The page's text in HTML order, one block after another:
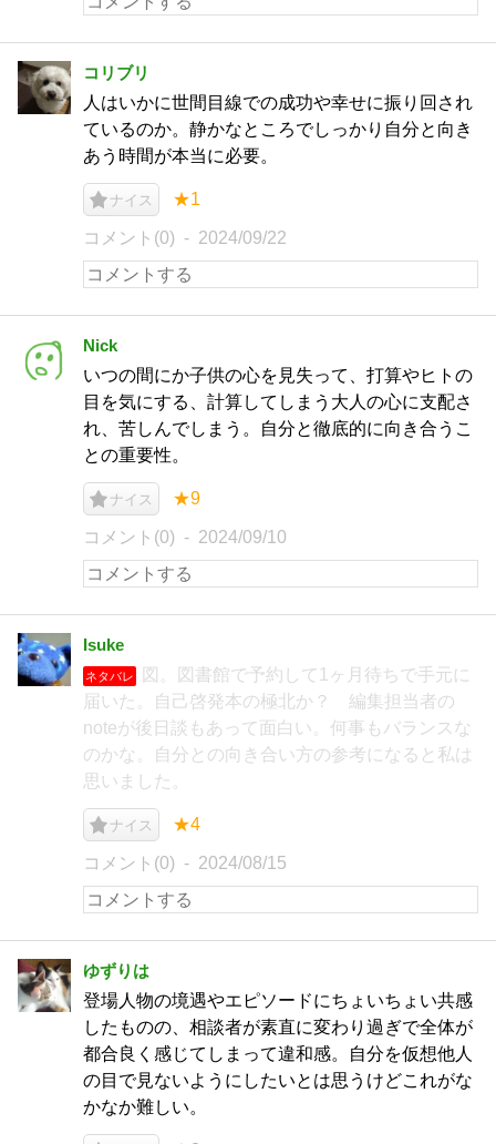
コリブリ
人はいかに世間目線での成功や幸せに振り回され
ているのか。静かなところでしっかり自分と向き
あう時間が本当に必要。
ナイス ★1
コメント(0) 2024/09/22
Nick
いつの間にか子供の心を見失って、打算やヒトの
目を気にする、計算してしまう大人の心に支配さ
れ、苦しんでしまう。自分と徹底的に向き合うこ
との重要性。
ナイス ★9
コメント(0) 2024/09/10
Isuke
ネタバレ
図。図書館で予約して1ヶ月待ちで手元に
届いた。自己啓発本の極北か？ 編集担当者の
noteが後日談もあって面白い。何事もバランスな
のかな。自分との向き合い方の参考になると私は
思いました。
ナイス ★4
コメント(0) 2024/08/15
ゆずりは
登場人物の境遇やエピソードにちょいちょい共感
したものの、相談者が素直に変わり過ぎで全体が
都合良く感じてしまって違和感。自分を仮想他人
の目で見ないようにしたいとは思うけどこれがな
かなか難しい。